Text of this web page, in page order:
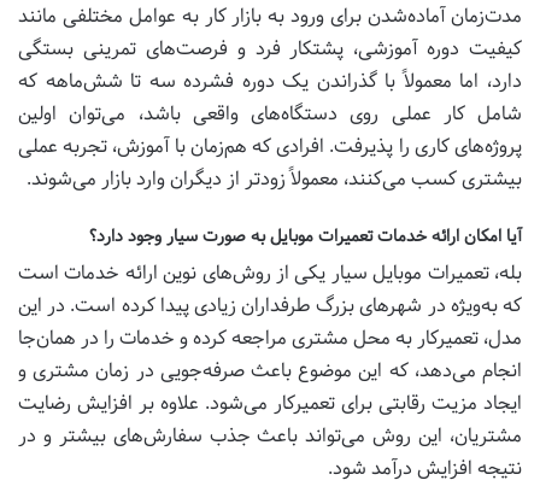
مدت‌زمان آماده‌شدن برای ورود به بازار کار به عوامل مختلفی مانند
کیفیت دوره آموزشی، پشتکار فرد و فرصت‌های تمرینی بستگی
دارد، اما معمولاً با گذراندن یک دوره فشرده سه تا شش‌ماهه که
شامل کار عملی روی دستگاه‌های واقعی باشد، می‌توان اولین
پروژه‌های کاری را پذیرفت. افرادی که هم‌زمان با آموزش، تجربه عملی
بیشتری کسب می‌کنند، معمولاً زودتر از دیگران وارد بازار می‌شوند.
آیا امکان ارائه خدمات تعمیرات موبایل به صورت سیار وجود دارد؟
بله، تعمیرات موبایل سیار یکی از روش‌های نوین ارائه خدمات است
که به‌ویژه در شهرهای بزرگ طرفداران زیادی پیدا کرده است. در این
مدل، تعمیرکار به محل مشتری مراجعه کرده و خدمات را در همان‌جا
انجام می‌دهد، که این موضوع باعث صرفه‌جویی در زمان مشتری و
ایجاد مزیت رقابتی برای تعمیرکار می‌شود. علاوه بر افزایش رضایت
مشتریان، این روش می‌تواند باعث جذب سفارش‌های بیشتر و در
نتیجه افزایش درآمد شود.